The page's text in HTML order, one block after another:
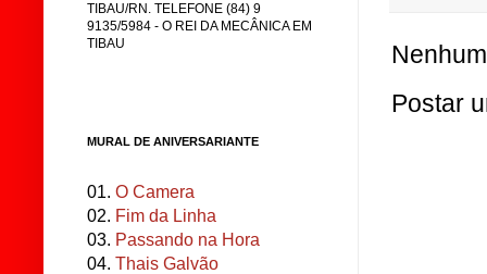
Postar
TIBAU/RN. TELEFONE (84) 9
9135/5984 - O REI DA MECÂNICA EM
TIBAU
MURAL DE ANIVERSARIANTE
01. O Camera
02. Fim da Linha
03. Passando na Hora
04. Thais Galvão